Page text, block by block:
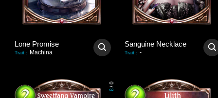
Lone Promise
Trait : Machina
Sanguine Necklace
Trait : -
0
/
3